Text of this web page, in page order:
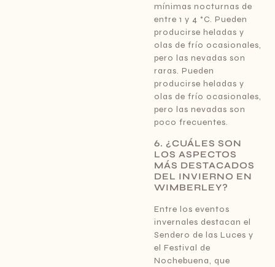
mínimas nocturnas de
entre 1 y 4 °C. Pueden
producirse heladas y
olas de frío ocasionales,
pero las nevadas son
raras. Pueden
producirse heladas y
olas de frío ocasionales,
pero las nevadas son
poco frecuentes.
6. ¿CUÁLES SON
LOS ASPECTOS
MÁS DESTACADOS
DEL INVIERNO EN
WIMBERLEY?
Entre los eventos
invernales destacan el
Sendero de las Luces y
el Festival de
Nochebuena, que